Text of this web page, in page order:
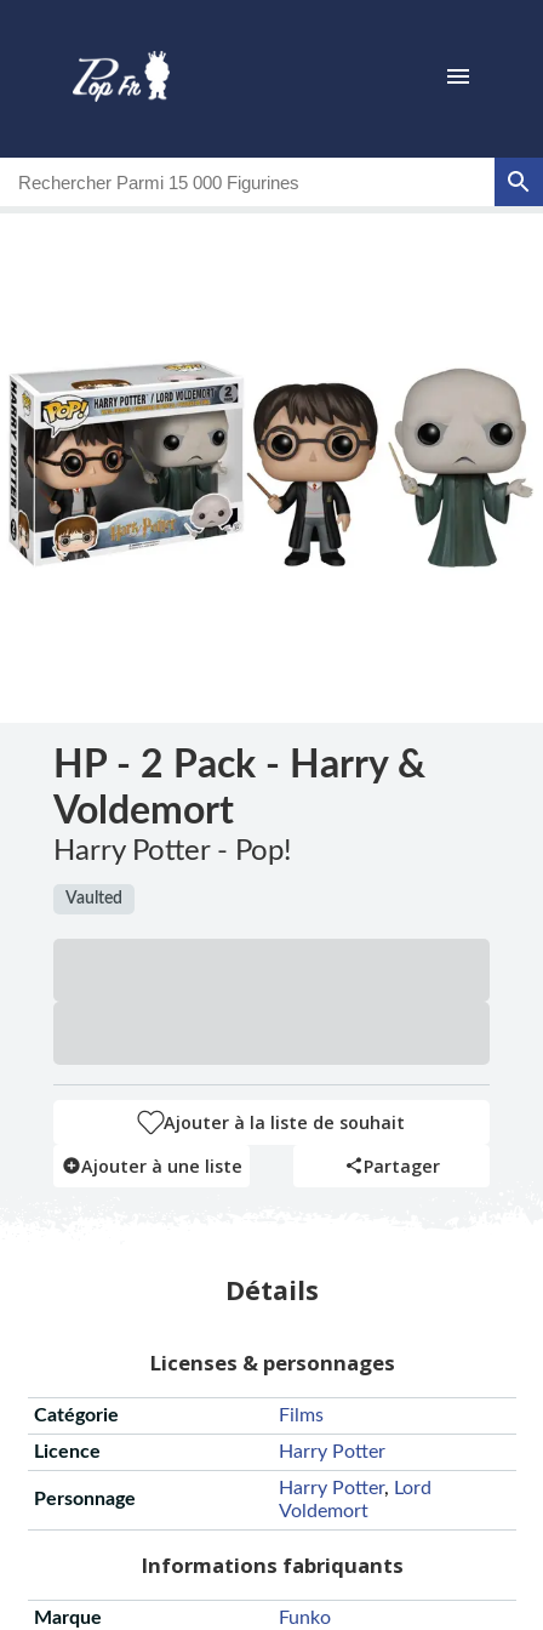
HP - 2 Pack - Harry &
Voldemort
Harry Potter - Pop!
Vaulted
Ajouter à la liste de souhait
Ajouter à une liste
Partager
Détails
Licenses & personnages
Catégorie
Films
Licence
Harry Potter
Personnage
Harry Potter, Lord
Voldemort
Informations fabriquants
Marque Funko